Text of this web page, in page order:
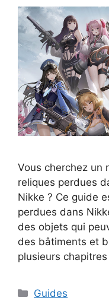
Vous cherchez un
reliques perdues
Nikke ? Ce guide
perdues dans
des objets qui
des bâtiments et
plusieurs
Catégories
Guides